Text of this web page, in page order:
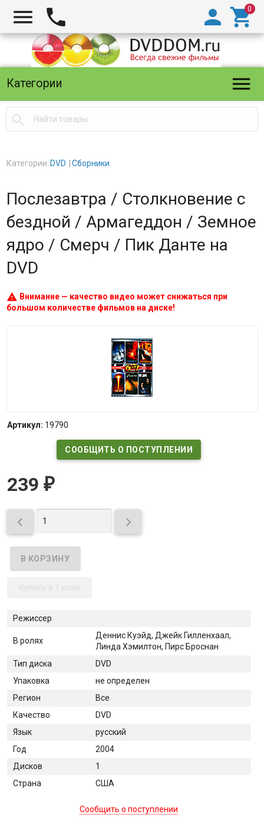
  

Категории 

Категории: DVD Сборники
Послезавтра / Столкновение с
бездной / Армагеддон / Земное
ядро / Смерч / Пик Данте на
DVD
warning Внимание — качество видео может снижаться при
большом количестве фильмов на диске!
Артикул: 19790
СООБЩИТЬ О ПОСТУПЛЕНИИ
239 ₽
 
Режиссер
В ролях
Деннис Куэйд, Джейк Гилленхаал,
Линда Хэмилтон, Пирс Броснан
Тип диска
DVD
Упаковка
не определен
Регион
Все
Качество
DVD
Язык
русский
Год
2004
Дисков
1
Страна
США
Сообщить о поступлении